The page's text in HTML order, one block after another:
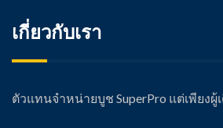
เกี่ยวกับเรา
ตัวแทนจำหน่ายบูช SuperPro แต่เพียงผู้